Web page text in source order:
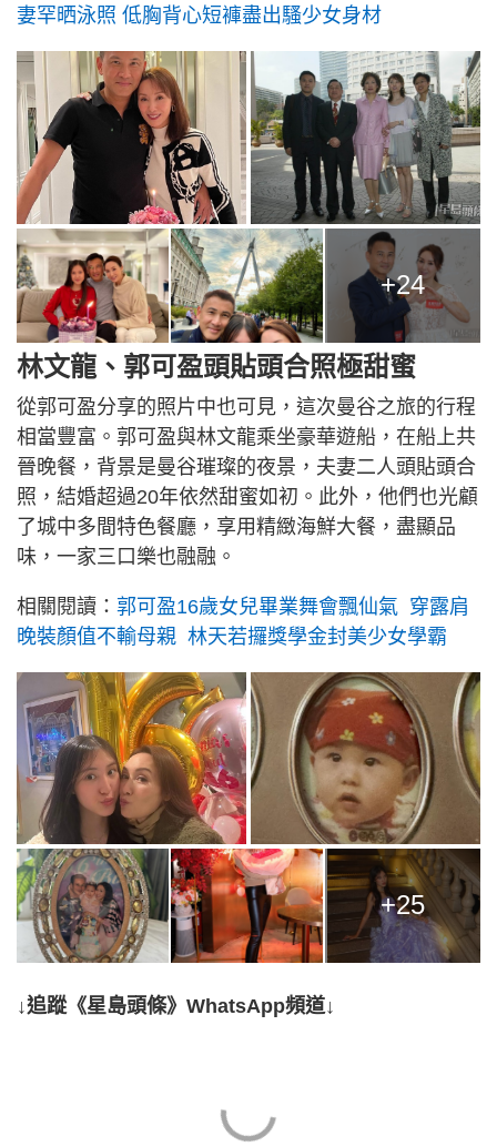
妻罕晒泳照 低胸背心短褲盡出騷少女身材
+24
林文龍、郭可盈頭貼頭合照極甜蜜
從郭可盈分享的照片中也可見，這次曼谷之旅的行程
相當豐富。郭可盈與林文龍乘坐豪華遊船，在船上共
晉晚餐，背景是曼谷璀璨的夜景，夫妻二人頭貼頭合
照，結婚超過20年依然甜蜜如初。此外，他們也光顧
了城中多間特色餐廳，享用精緻海鮮大餐，盡顯品
味，一家三口樂也融融。
相關閱讀： 郭可盈16歲女兒畢業舞會飄仙氣 穿露肩
晚裝顏值不輸母親 林天若攞獎學金封美少女學霸
+25
↓追蹤《星島頭條》WhatsApp頻道↓